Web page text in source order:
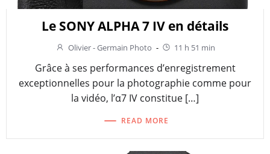
Le SONY ALPHA 7 IV en détails
Olivier - Germain Photo - 11 h 51 min
Grâce à ses performances d’enregistrement
exceptionnelles pour la photographie comme pour
la vidéo, l’α7 IV constitue […]
READ MORE